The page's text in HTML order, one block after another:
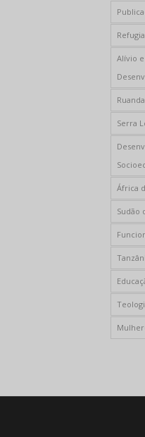
Alívio e
Ruanda
Serra
África
Sudão